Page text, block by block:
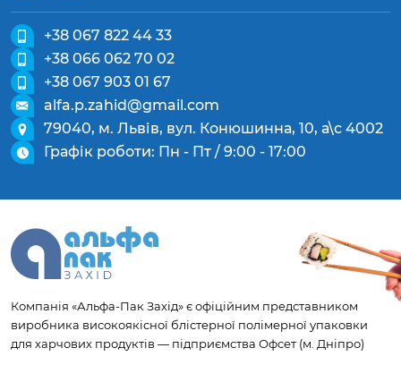
+38 067 822 44 33
+38 066 062 70 02
+38 067 903 01 67
alfa.p.zahid@gmail.com
79040, м. Львів, вул. Конюшинна, 10, а\с 4002
Графік роботи: Пн - Пт / 9:00 - 17:00
Компанія «Альфа-Пак Захід» є офіційним представником
виробника високоякісної блістерної полімерної упаковки
для харчових продуктів — підприємства Офсет (м. Дніпро)